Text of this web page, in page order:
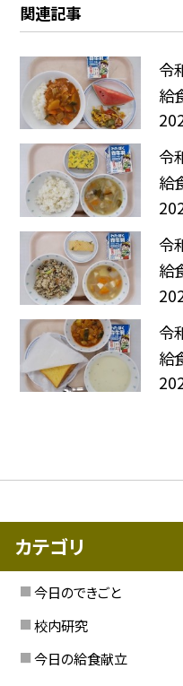
関連記事
令
給
令
給
令
給
令
給
カテゴリ
今日のできごと
校内研究
今日の給食献立